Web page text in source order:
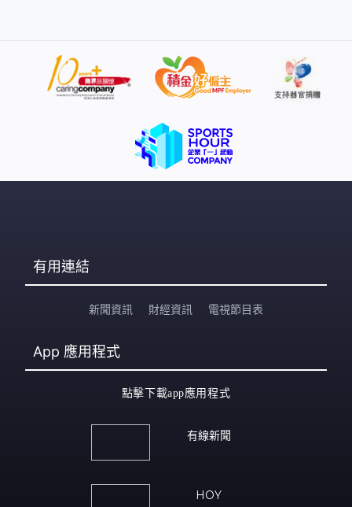
有用連結
新聞資訊 財經資訊 電視節目表
App 應用程式
點擊下載app應用程式
有線新聞
HOY